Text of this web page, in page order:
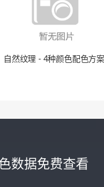
自然纹理 - 4种颜色配色方案
数据免费查看